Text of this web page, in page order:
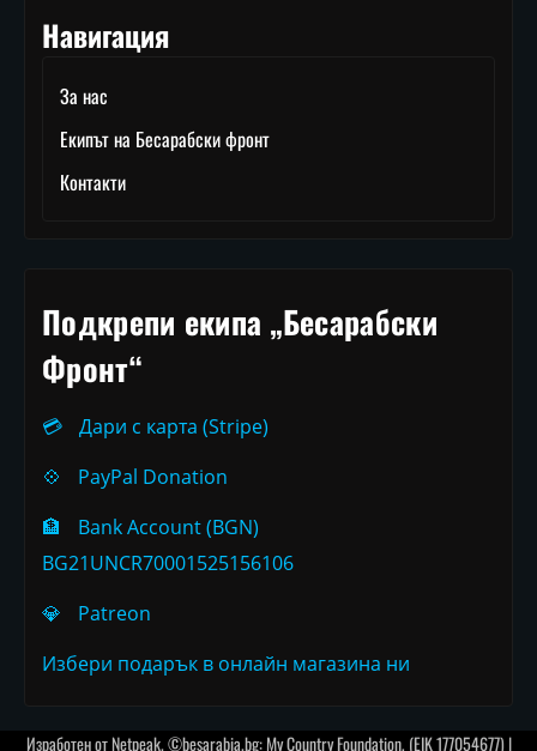
Навигация
За нас
Екипът на Бесарабски фронт
Контакти
Подкрепи екипа „Бесарабски
Фронт“
💳
Дари с карта (Stripe)
💠
PayPal Donation
🏦
Bank Account (BGN)
BG21UNCR70001525156106
💎
Patreon
Избери подарък в онлайн магазина ни
Изработен отNetpeak. ©besarabia.bg: My Country Foundation, (EIK 177054677) |